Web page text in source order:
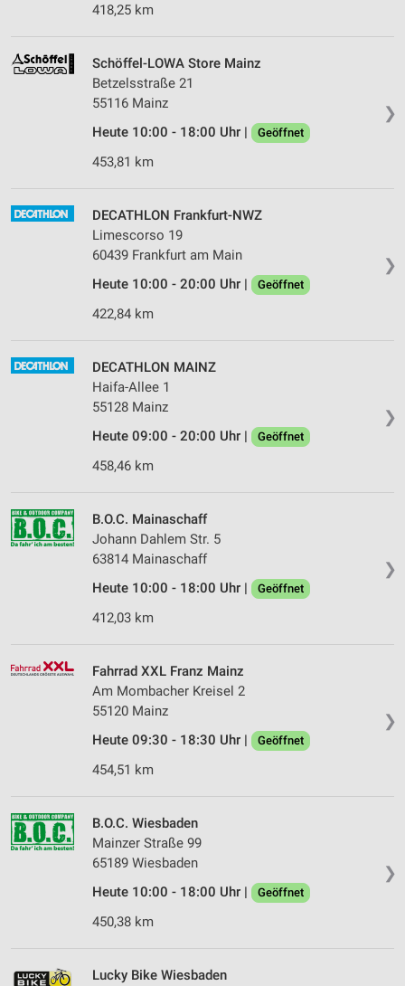
418,25 km
❯
Schöffel-LOWA Store Mainz
Betzelsstraße 21
55116 Mainz
Heute 10:00 - 18:00 Uhr |
Geöffnet
453,81 km
❯
DECATHLON Frankfurt-NWZ
Limescorso 19
60439 Frankfurt am Main
Heute 10:00 - 20:00 Uhr |
Geöffnet
422,84 km
❯
DECATHLON MAINZ
Haifa-Allee 1
55128 Mainz
Heute 09:00 - 20:00 Uhr |
Geöffnet
458,46 km
❯
B.O.C. Mainaschaff
Johann Dahlem Str. 5
63814 Mainaschaff
Heute 10:00 - 18:00 Uhr |
Geöffnet
412,03 km
❯
Fahrrad XXL Franz Mainz
Am Mombacher Kreisel 2
55120 Mainz
Heute 09:30 - 18:30 Uhr |
Geöffnet
454,51 km
❯
B.O.C. Wiesbaden
Mainzer Straße 99
65189 Wiesbaden
Heute 10:00 - 18:00 Uhr |
Geöffnet
450,38 km
Lucky Bike Wiesbaden